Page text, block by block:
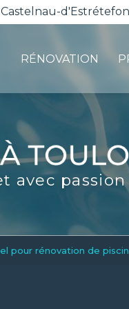
RÉNOVATION
avec
pour rénovation de